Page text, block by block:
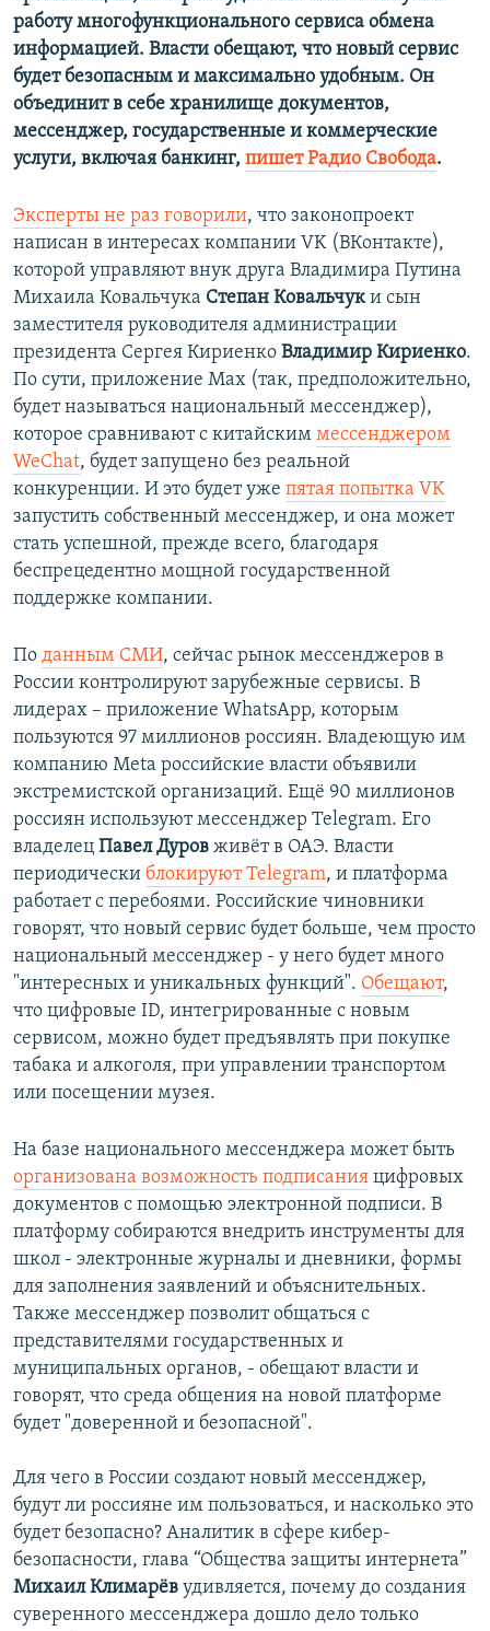
работу многофункционального сервиса обмена
информацией. Власти обещают, что новый сервис
будет безопасным и максимально удобным. Он
объединит в себе хранилище документов,
мессенджер, государственные и коммерческие
услуги, включая банкинг, пишет Радио Свобода.
Эксперты не раз говорили, что законопроект
написан в интересах компании VK (ВКонтакте),
которой управляют внук друга Владимира Путина
Михаила Ковальчука Степан Ковальчуки сын
заместителя руководителя администрации
президента Сергея Кириенко Владимир Кириенко.
По сути, приложение Max (так, предположительно,
будет называться национальный мессенджер),
которое сравнивают с китайским мессенджером
WeChat, будет запущено без реальной
конкуренции. И это будет уже пятая попытка VK
запустить собственный мессенджер, и она может
стать успешной, прежде всего, благодаря
беспрецедентно мощной государственной
поддержке компании.
По данным СМИ, сейчас рынок мессенджеров в
России контролируют зарубежные сервисы. В
лидерах – приложение WhatsApp, которым
пользуются 97 миллионов россиян. Владеющую им
компанию Meta российские власти объявили
экстремистской организаций. Ещё 90 миллионов
россиян используют мессенджер Telegram. Его
владелец Павел Дуров живёт в ОАЭ. Власти
периодически блокируют Telegram, и платформа
работает с перебоями. Российские чиновники
говорят, что новый сервис будет больше, чем просто
национальный мессенджер - у него будет много
"интересных и уникальных функций". Обещают,
что цифровые ID, интегрированные с новым
сервисом, можно будет предъявлять при покупке
табака и алкоголя, при управлении транспортом
или посещении музея.
На базе национального мессенджера может быть
организована возможность подписания цифровых
документов с помощью электронной подписи. В
платформу собираются внедрить инструменты для
школ - электронные журналы и дневники, формы
для заполнения заявлений и объяснительных.
Также мессенджер позволит общаться с
представителями государственных и
муниципальных органов, - обещают власти и
говорят, что среда общения на новой платформе
будет "доверенной и безопасной".
Для чего в России создают новый мессенджер,
будут ли россияне им пользоваться, и насколько это
будет безопасно? Аналитик в сфере кибер-
безопасности, глава “Общества защиты интернета”
Михаил Климарёв удивляется, почему до создания
суверенного мессенджера дошло дело только